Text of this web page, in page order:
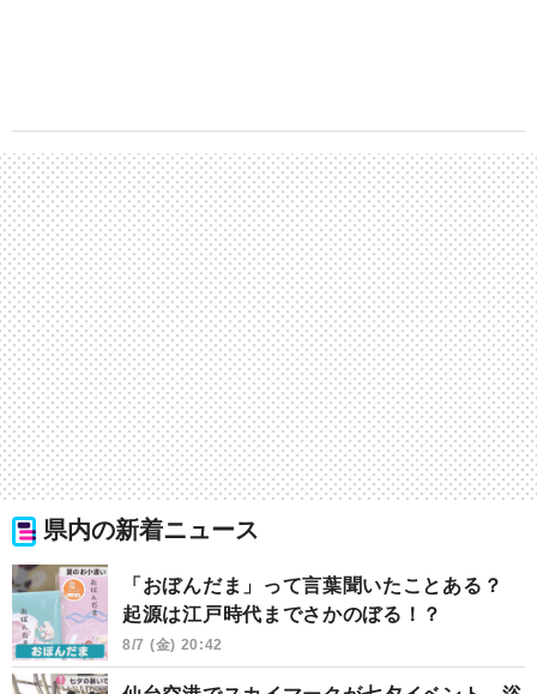
県内の新着ニュース
「おぼんだま」って言葉聞いたことある？
起源は江戸時代までさかのぼる！？
8/7 (金) 20:42